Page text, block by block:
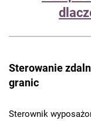
Sterowanie
granic
Sterownik